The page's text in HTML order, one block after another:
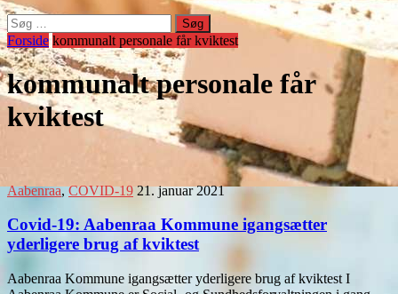
Søg
efter:
Forside kommunalt personale får kviktest
kommunalt personale får
kviktest
Aabenraa,COVID-19 21. januar 2021
Covid-19: Aabenraa Kommune igangsætter
yderligere brug af kviktest
Aabenraa Kommune igangsætter yderligere brug af kviktest I